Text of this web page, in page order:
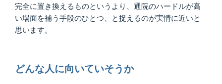
完全に置き換えるものというより、通院のハードルが高
い場面を補う手段のひとつ、と捉えるのが実情に近いと
思います。
どんな人に向いていそうか